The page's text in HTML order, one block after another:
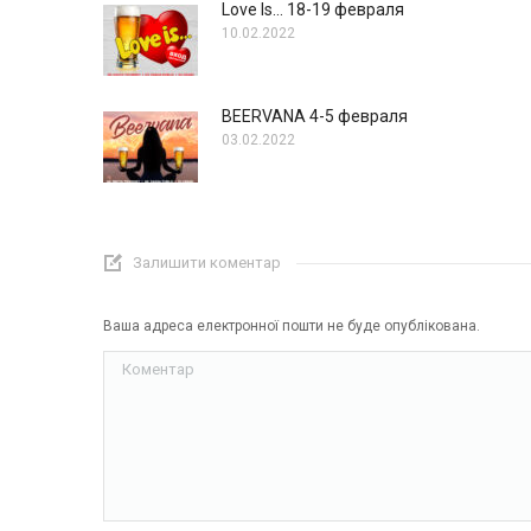
Love Is… 18-19 февраля
10.02.2022
BEERVANA 4-5 февраля
03.02.2022
Залишити коментар
Ваша адреса електронної пошти не буде опублікована.
Коментар